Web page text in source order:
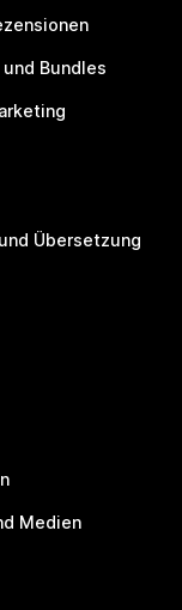
Bundles
Übersetzung
Medien